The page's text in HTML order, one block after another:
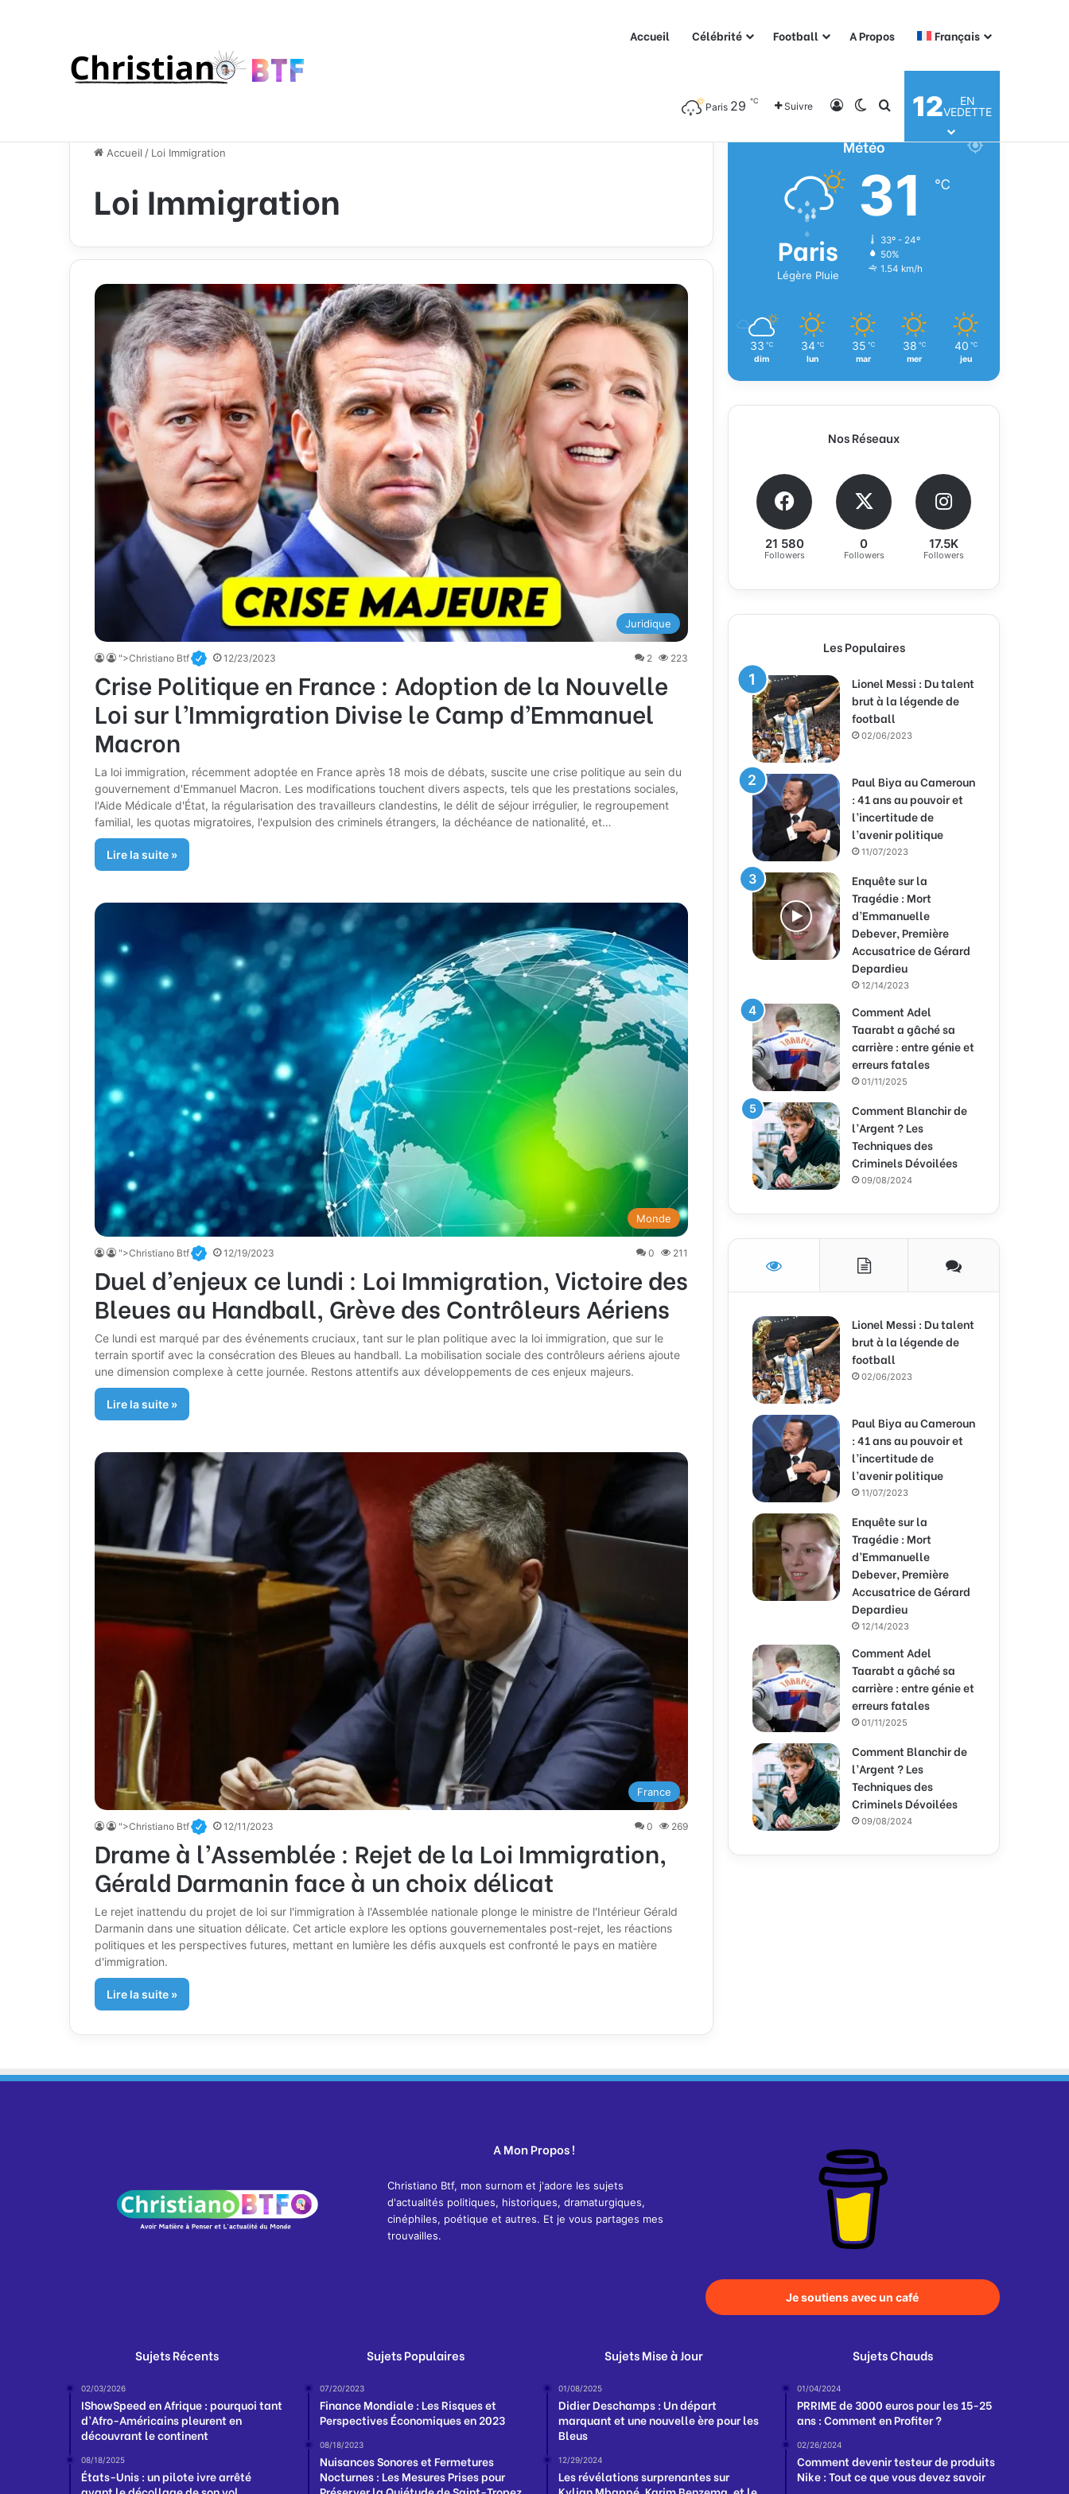
Accueil Célébrité Football A Propos Français
Paris 29 ℃ Suivre ConnexionSwitch skin
Rechercher
12
EN
VEDETTE
Accueil / Loi Immigration
Loi Immigration
Juridique
">Christiano Btf 12/23/2023 2 223
Crise Politique en France : Adoption de la Nouvelle
Loi sur l’Immigration Divise le Camp d’Emmanuel
Macron
La loi immigration, récemment adoptée en France après 18 mois de débats, suscite une crise politique au sein du
gouvernement d'Emmanuel Macron. Les modifications touchent divers aspects, tels que les prestations sociales,
l'Aide Médicale d'État, la régularisation des travailleurs clandestins, le délit de séjour irrégulier, le regroupement
familial, les quotas migratoires, l'expulsion des criminels étrangers, la déchéance de nationalité, et…
Lire la suite »
Monde
">Christiano Btf 12/19/2023 0 211
Duel d’enjeux ce lundi : Loi Immigration, Victoire des
Bleues au Handball, Grève des Contrôleurs Aériens
Ce lundi est marqué par des événements cruciaux, tant sur le plan politique avec la loi immigration, que sur le
terrain sportif avec la consécration des Bleues au handball. La mobilisation sociale des contrôleurs aériens ajoute
une dimension complexe à cette journée. Restons attentifs aux développements de ces enjeux majeurs.
Lire la suite »
France
">Christiano Btf 12/11/2023 0 269
Drame à l’Assemblée : Rejet de la Loi Immigration,
Gérald Darmanin face à un choix délicat
Le rejet inattendu du projet de loi sur l'immigration à l'Assemblée nationale plonge le ministre de l'Intérieur Gérald
Darmanin dans une situation délicate. Cet article explore les options gouvernementales post-rejet, les réactions
politiques et les perspectives futures, mettant en lumière les défis auxquels est confronté le pays en matière
d'immigration.
Lire la suite »
Météo
Paris
Légère Pluie
31 ℃
33º - 24º
50%
1.54 km/h
33 ℃
dim
34 ℃
lun
35 ℃
mar
38 ℃
mer
40 ℃
jeu
Nos Réseaux
21 580
Followers
0
Followers
17.5K
Followers
Les Populaires
Lionel Messi : Du talent
brut à la légende de
football
02/06/2023
Paul Biya au Cameroun
: 41 ans au pouvoir et
l’incertitude de
l’avenir politique
11/07/2023
Enquête sur la
Tragédie : Mort
d’Emmanuelle
Debever, Première
Accusatrice de Gérard
Depardieu
12/14/2023
Comment Adel
Taarabt a gâché sa
carrière : entre génie et
erreurs fatales
01/11/2025
Comment Blanchir de
l’Argent ? Les
Techniques des
Criminels Dévoilées
09/08/2024
Lionel Messi : Du talent
brut à la légende de
football
02/06/2023
Paul Biya au Cameroun
: 41 ans au pouvoir et
l’incertitude de
l’avenir politique
11/07/2023
Enquête sur la
Tragédie : Mort
d’Emmanuelle
Debever, Première
Accusatrice de Gérard
Depardieu
12/14/2023
Comment Adel
Taarabt a gâché sa
carrière : entre génie et
erreurs fatales
01/11/2025
Comment Blanchir de
l’Argent ? Les
Techniques des
Criminels Dévoilées
09/08/2024
A Mon Propos !
Christiano Btf, mon surnom et j'adore les sujets
d'actualités politiques, historiques, dramaturgiques,
cinéphiles, poétique et autres. Et je vous partages mes
trouvailles.
Je soutiens avec un café
Sujets Récents
02/03/2026
IShowSpeed en Afrique : pourquoi tant
d’Afro-Américains pleurent en
découvrant le continent
08/18/2025
États-Unis : un pilote ivre arrêté
Sujets Populaires
07/20/2023
Finance Mondiale : Les Risques et
Perspectives Économiques en 2023
08/18/2023
Nuisances Sonores et Fermetures
Nocturnes : Les Mesures Prises pour
Sujets Mise à Jour
01/08/2025
Didier Deschamps : Un départ
marquant et une nouvelle ère pour les
Bleus
12/29/2024
Les révélations surprenantes sur
Sujets Chauds
01/04/2024
PRRIME de 3000 euros pour les 15-25
ans : Comment en Profiter ?
02/26/2024
Comment devenir testeur de produits
Nike : Tout ce que vous devez savoir